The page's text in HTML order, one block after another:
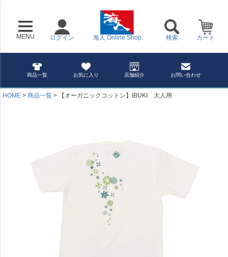
MENU 海人 Online Shop
ログイン 検索 カート
商品一覧 お気に入り 店舗紹介 お問い合わせ
HOME 商品一覧 【オーガニックコットン】IBUKI 大人用